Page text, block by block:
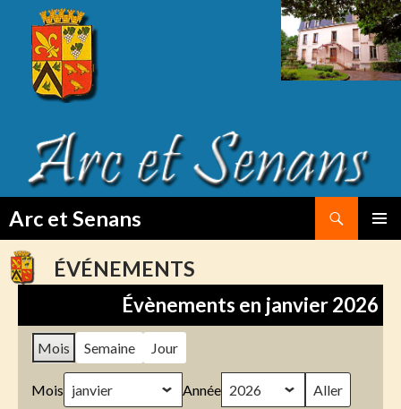
Arc et Senans
TO
CONTENTÉVÉNEMENTS
Évènements en janvier 2026
Mois Semaine Jour
Mois Année